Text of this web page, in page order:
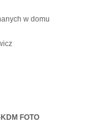
w domu
FOTO